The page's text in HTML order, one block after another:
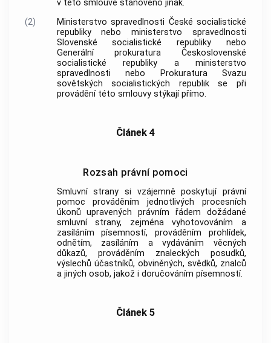
v této smlouvě stanoveno jinak.
(2)
Ministerstvo spravedlnosti České socialistické
republiky nebo ministerstvo spravedlnosti
Slovenské socialistické republiky nebo
Generální prokuratura Československé
socialistické republiky a ministerstvo
spravedlnosti nebo Prokuratura Svazu
sovětských socialistických republik se při
provádění této smlouvy stýkají přímo.
Článek 4
Rozsah právní pomoci
Smluvní strany si vzájemně poskytují právní
pomoc prováděním jednotlivých procesních
úkonů upravených právním řádem dožádané
smluvní strany, zejména vyhotovováním a
zasíláním písemností, prováděním prohlídek,
odnětím, zasíláním a vydáváním věcných
důkazů, prováděním znaleckých posudků,
výslechů účastníků, obviněných, svědků, znalců
a jiných osob, jakož i doručováním písemností.
Článek 5